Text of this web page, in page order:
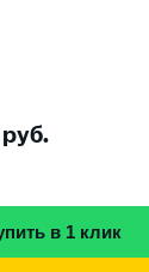
руб.
в 1 клик